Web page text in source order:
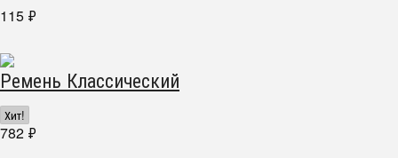
115 ₽
Ремень Классический
Хит!
782 ₽